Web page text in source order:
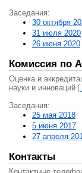
Заседания:
30 октября
31 июля 2020
26 июня 2020
Комиссия по
Оценка и
науки и инноваций [
Заседания:
25 мая 2018
5 июня 2017
27 апреля
Контакты